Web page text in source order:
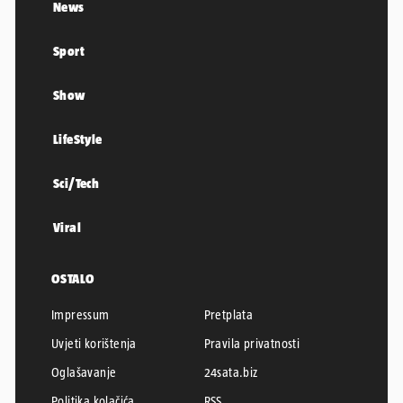
News
Sport
Show
LifeStyle
Sci/Tech
Viral
OSTALO
Impressum
Pretplata
Uvjeti korištenja
Pravila privatnosti
Oglašavanje
24sata.biz